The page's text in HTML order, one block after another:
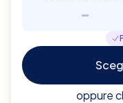
-
oppure